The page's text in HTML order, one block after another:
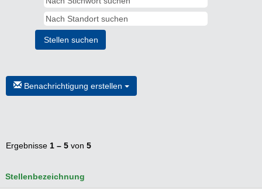
Benachrichtigung erstellen
Ergebnisse 1 – 5 von 5
Stellenbezeichnung